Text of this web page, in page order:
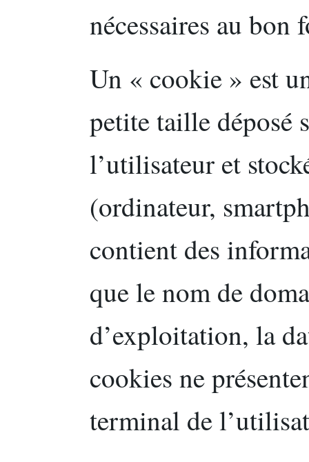
nécessaires au
Un « cookie » est
petite taille déposé
l’utilisateur et
(ordinateur,
contient des
que le nom de
d’exploitation, la
cookies ne
terminal de